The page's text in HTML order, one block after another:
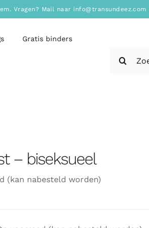
Vragen? Mail naar info@transundeez.com
Gratis binders
naar:
– biseksueel
(kan nabesteld worden)